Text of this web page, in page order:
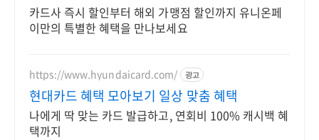
카드사 즉시 할인부터 해외 가맹점 할인까지 유니온페
이만의 특별한 혜택을 만나보세요
https://www.hyundaicard.com/ 광고
현대카드 혜택 모아보기 일상 맞춤 혜택
나에게 딱 맞는 카드 발급하고, 연회비 100% 캐시백 혜
택까지